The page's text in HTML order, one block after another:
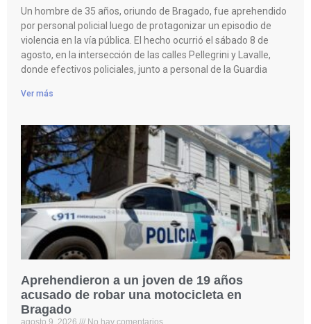
Un hombre de 35 años, oriundo de Bragado, fue aprehendido
por personal policial luego de protagonizar un episodio de
violencia en la vía pública. El hecho ocurrió el sábado 8 de
agosto, en la intersección de las calles Pellegrini y Lavalle,
donde efectivos policiales, junto a personal de la Guardia
Ver más
Aprehendieron a un joven de 19 años
acusado de robar una motocicleta en
Bragado
agosto 9, 2026 No hay comentarios